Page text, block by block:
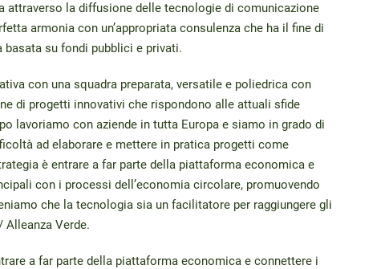
attraverso la diffusione delle tecnologie di comunicazione
armonia con un’appropriata consulenza che ha il fine di
su fondi pubblici e privati.
con una squadra preparata, versatile e poliedrica con
di progetti innovativi che rispondono alle attuali sfide
lavoriamo con aziende in tutta Europa e siamo in grado di
ad elaborare e mettere in pratica progetti come
è entrare a far parte della piattaforma economica e
con i processi dell’economia circolare, promuovendo
che la tecnologia sia un facilitatore per raggiungere gli
Alleanza Verde.
a far parte della piattaforma economica e connettere i